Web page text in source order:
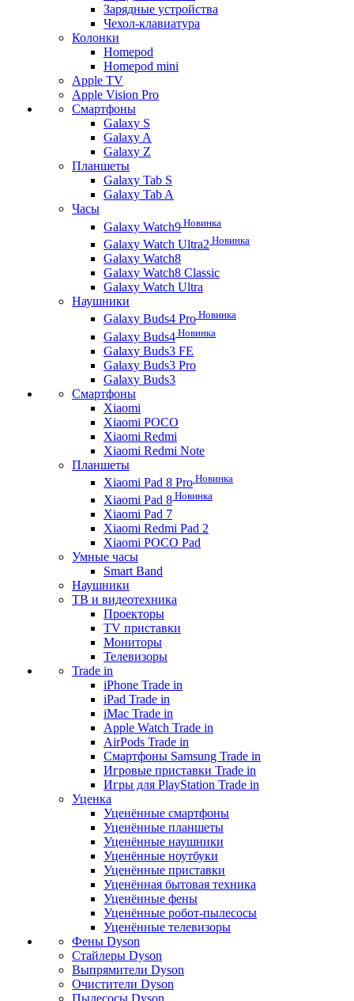
Зарядные устройства
Чехол-клавиатура
Колонки
Homepod
Homepod mini
Apple TV
Apple Vision Pro
Смартфоны
Galaxy S
Galaxy A
Galaxy Z
Планшеты
Galaxy Tab S
Galaxy Tab A
Часы
Galaxy Watch9 Новинка
Galaxy Watch Ultra2 Новинка
Galaxy Watch8
Galaxy Watch8 Classic
Galaxy Watch Ultra
Наушники
Galaxy Buds4 Pro Новинка
Galaxy Buds4 Новинка
Galaxy Buds3 FE
Galaxy Buds3 Pro
Galaxy Buds3
Смартфоны
Xiaomi
Xiaomi POCO
Xiaomi Redmi
Xiaomi Redmi Note
Планшеты
Xiaomi Pad 8 Pro Новинка
Xiaomi Pad 8 Новинка
Xiaomi Pad 7
Xiaomi Redmi Pad 2
Xiaomi POCO Pad
Умные часы
Smart Band
Наушники
ТВ и видеотехника
Проекторы
TV приставки
Мониторы
Телевизоры
Trade in
iPhone Trade in
iPad Trade in
iMac Trade in
Apple Watch Trade in
AirPods Trade in
Смартфоны Samsung Trade in
Игровые приставки Trade in
Игры для PlayStation Trade in
Уценка
Уценённые смартфоны
Уценённые планшеты
Уценённые наушники
Уценённые ноутбуки
Уценённые приставки
Уценённая бытовая техника
Уценённые фены
Уценённые робот-пылесосы
Уценённые телевизоры
Фены Dyson
Стайлеры Dyson
Выпрямители Dyson
Очистители Dyson